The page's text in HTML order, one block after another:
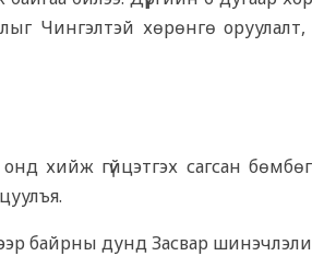
Чингэлтэй хөрөнгө оруулалт,
хийж гүйцэтгэх сагсан
байрны дунд Засвар